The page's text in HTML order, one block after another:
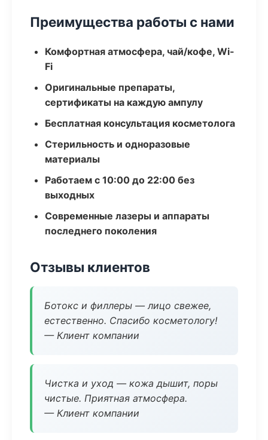
Преимущества работы с нами
Комфортная атмосфера, чай/кофе, Wi-
Fi
Оригинальные препараты,
сертификаты на каждую ампулу
Бесплатная консультация косметолога
Стерильность и одноразовые
материалы
Работаем с 10:00 до 22:00 без
выходных
Современные лазеры и аппараты
последнего поколения
Отзывы клиентов
Ботокс и филлеры — лицо свежее,
естественно. Спасибо косметологу!
— Клиент компании
Чистка и уход — кожа дышит, поры
чистые. Приятная атмосфера.
— Клиент компании